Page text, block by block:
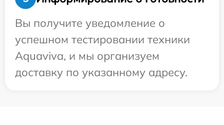
Вы получите уведомление о
успешном тестировании техники
Aquaviva, и мы организуем
доставку по указанному адресу.